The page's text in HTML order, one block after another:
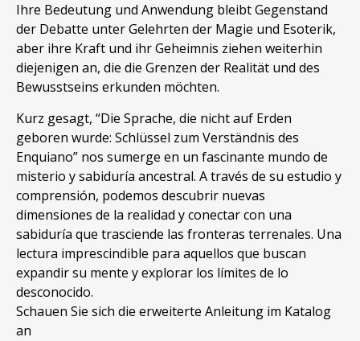
Ihre Bedeutung und Anwendung bleibt Gegenstand
der Debatte unter Gelehrten der Magie und Esoterik,
aber ihre Kraft und ihr Geheimnis ziehen weiterhin
diejenigen an, die die Grenzen der Realität und des
Bewusstseins erkunden möchten.
Kurz gesagt, “Die Sprache, die nicht auf Erden
geboren wurde: Schlüssel zum Verständnis des
Enquiano” nos sumerge en un fascinante mundo de
misterio y sabiduría ancestral. A través de su estudio y
comprensión, podemos descubrir nuevas
dimensiones de la realidad y conectar con una
sabiduría que trasciende las fronteras terrenales. Una
lectura imprescindible para aquellos que buscan
expandir su mente y explorar los límites de lo
desconocido.
Schauen Sie sich die erweiterte Anleitung im Katalog
an